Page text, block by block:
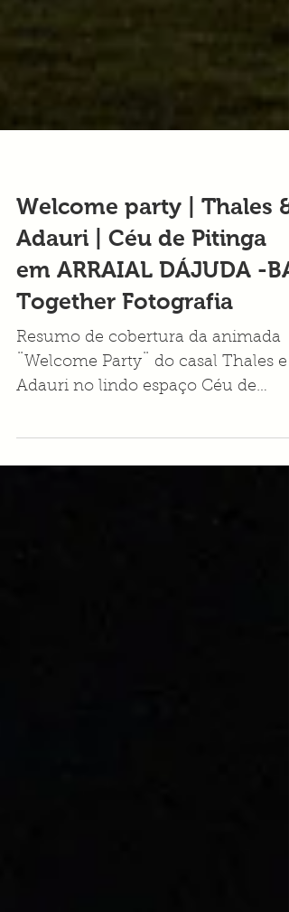
Welcome party | Thales &
Adauri | Céu de Pitinga
em ARRAIAL DÁJUDA -
Together Fotografia
Resumo de cobertura da animada
¨Welcome Party¨ do casal Thales e
Pitinga em Arraial d´Ajuda na